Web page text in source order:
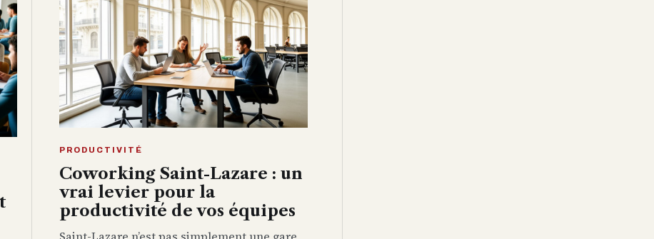
PRODUCTIVITÉ
Coworking Saint-Lazare : un
vrai levier pour la
productivité de vos équipes